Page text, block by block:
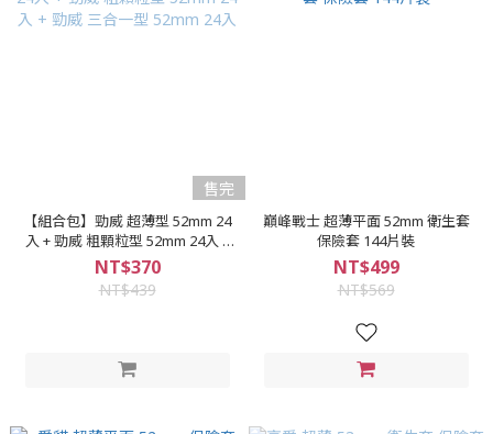
售完
【組合包】勁威 超薄型 52mm 24
入 + 勁威 粗顆粒型 52mm 24入 +
勁威 三合一型 52mm 24入
NT$370
NT$439
巔峰戰士 超薄平面 52mm 衛生套
保險套 144片裝
NT$499
NT$569